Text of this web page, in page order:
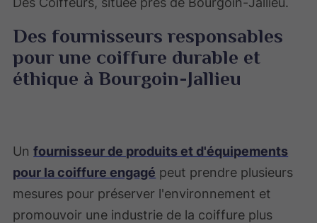
Des fournisseurs responsables
pour une coiffure durable et
éthique à Bourgoin-Jallieu
Unfournisseur de produits et d'équipements
pour la coiffure engagé peut prendre plusieurs
mesures pour préserver l'environnement et
promouvoir une industrie de la coiffure plus